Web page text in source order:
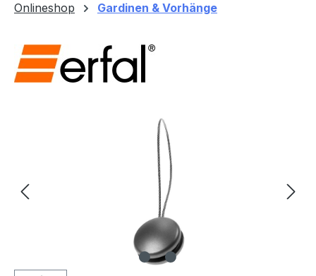
Onlineshop Gardinen & Vorhänge